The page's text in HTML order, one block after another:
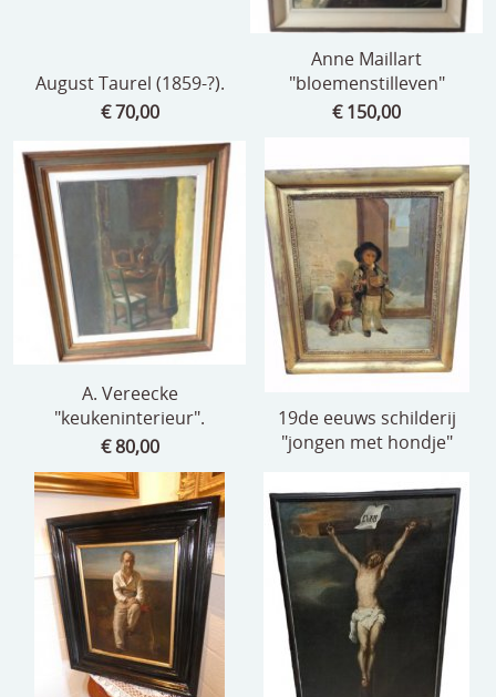
August Taurel (1859-?).
€ 70,00
Anne Maillart
"bloemenstilleven"
€ 150,00
A. Vereecke
"keukeninterieur".
€ 80,00
19de eeuws schilderij
"jongen met hondje"